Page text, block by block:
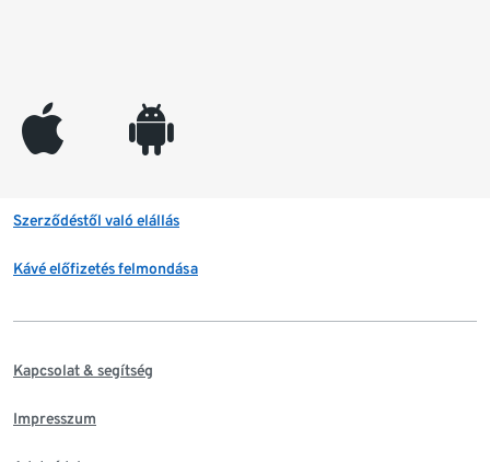
appleinc android
Szerződéstől való elállás
Kávé előfizetés felmondása
Kapcsolat & segítség
Impresszum